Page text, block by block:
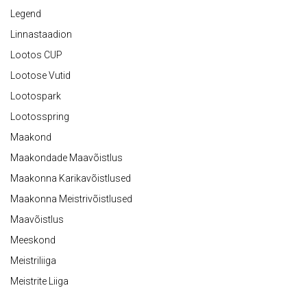
Legend
Linnastaadion
Lootos CUP
Lootose Vutid
Lootospark
Lootosspring
Maakond
Maakondade Maavõistlus
Maakonna Karikavõistlused
Maakonna Meistrivõistlused
Maavõistlus
Meeskond
Meistriliiga
Meistrite Liiga